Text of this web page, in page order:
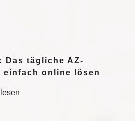
Das tägliche AZ-
einfach online lösen